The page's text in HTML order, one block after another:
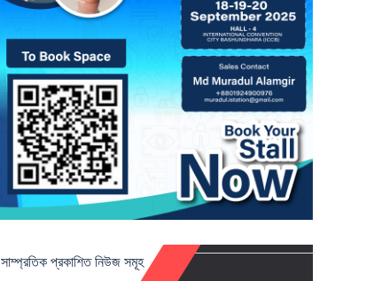
সাম্প্রতিক প্রকাশিত নিউজ সমূহ